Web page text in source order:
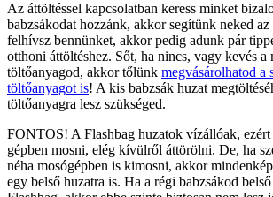
Az áttöltéssel kapcsolatban keress minket
babzsákodat hozzánk, akkor segítünk neked az
felhívsz bennünket, akkor pedig adunk pár
otthoni áttöltéshez. Sőt, ha nincs, vagy kevés a
töltőanyagod, akkor tőlünk megvásárolhatod a
töltőanyagot is! A kis babzsák huzat
töltőanyagra lesz szükséged.
FONTOS! A Flashbag huzatok vízállóak,
gépben mosni, elég kívülről áttörölni. De, ha
néha mosógépben is kimosni, akkor
egy belső huzatra is. Ha a régi babzsákod